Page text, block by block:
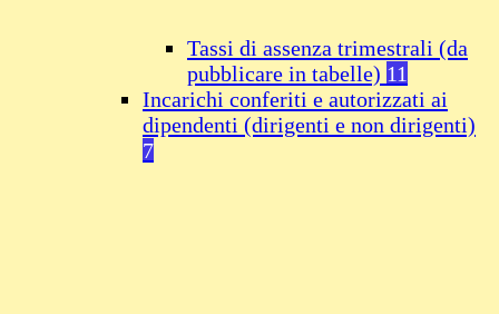
Tassi di assenza trimestrali (da
pubblicare in tabelle) 11
Incarichi conferiti e autorizzati ai
dipendenti (dirigenti e non dirigenti)
7